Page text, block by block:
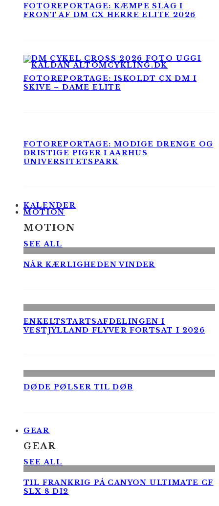
FOTOREPORTAGE: KÆMPE SLAG I
FRONT AF DM CX HERRE ELITE 2026
FOTOREPORTAGE: ISKOLDT CX DM I
SKIVE – DAME ELITE
FOTOREPORTAGE: MODIGE DRENGE OG
DRISTIGE PIGER I AARHUS
UNIVERSITETSPARK
KALENDER
MOTION
MOTION
SEE ALL
NÅR KÆRLIGHEDEN VINDER
ENKELTSTARTSAFDELINGEN I
VESTJYLLAND FLYVER FORTSAT I 2026
DØDE PØLSER TIL DØB
GEAR
GEAR
SEE ALL
TIL FRANKRIG PÅ CANYON ULTIMATE CF
SLX 8 DI2